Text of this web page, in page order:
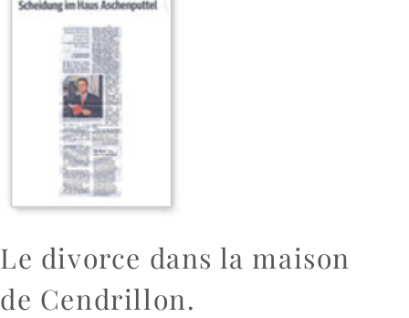
Le divorce dans la maison
de Cendrillon.